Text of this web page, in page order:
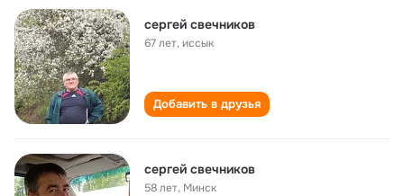
сергей свечников
67 лет,иссык
Добавить в друзья
сергей свечников
58 лет, Минск